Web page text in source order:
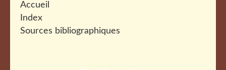
Accueil
Index
Sources bibliographiques